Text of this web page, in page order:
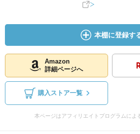
本棚に登録す
Amazon
詳細ページへ
購入ストア一覧
本ページはアフィリエイトプログラムによ